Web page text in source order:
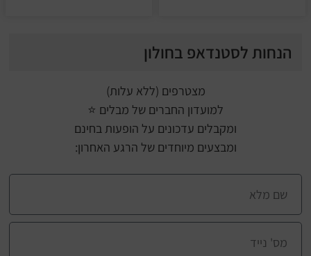
הנחות לסטנדאפ בחולון
מצטרפים (ללא עלות)
למועדון החברים של מבלים ⭐
ומקבלים עדכונים על הופעות בחינם
ומבצעים מיוחדים של הרגע האחרון: